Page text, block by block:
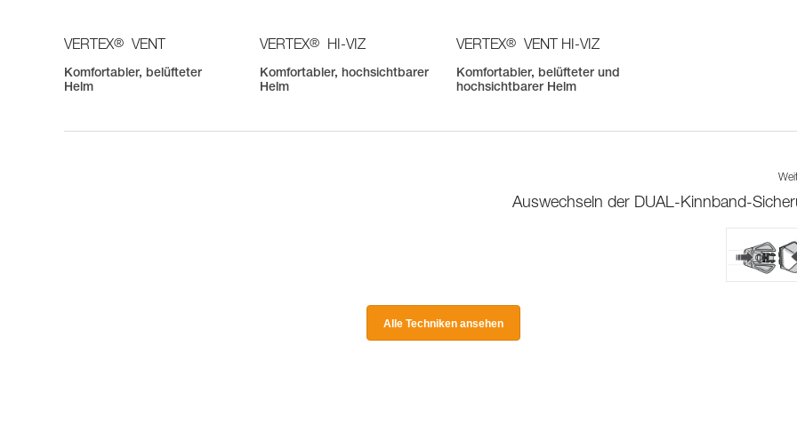
VERTEX® VENT
Komfortabler, belüfteter
Helm
VERTEX® HI-VIZ
Komfortabler, hochsichtbarer
Helm
VERTEX® VENT HI-VIZ
Komfortabler, belüfteter und
hochsichtbarer Helm
Auswechseln der DUAL-Kinnband-
Alle Techniken ansehen